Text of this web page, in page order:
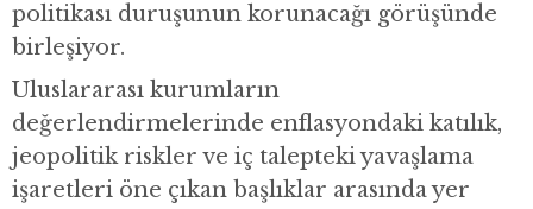
politikası duruşunun korunacağı görüşünde
birleşiyor.
Uluslararası kurumların
değerlendirmelerinde enflasyondaki katılık,
jeopolitik riskler ve iç talepteki yavaşlama
işaretleri öne çıkan başlıklar arasında yer